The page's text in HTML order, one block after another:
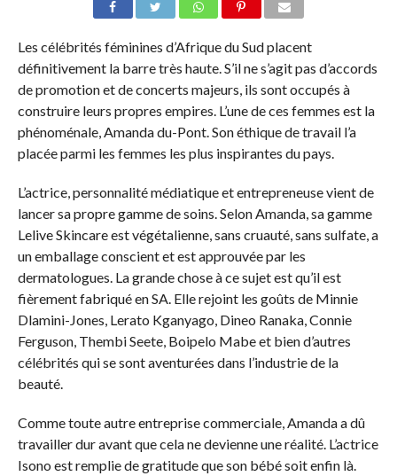
Les célébrités féminines d’Afrique du Sud placent
définitivement la barre très haute. S’il ne s’agit pas d’accords
de promotion et de concerts majeurs, ils sont occupés à
construire leurs propres empires. L’une de ces femmes est la
phénoménale, Amanda du-Pont. Son éthique de travail l’a
placée parmi les femmes les plus inspirantes du pays.
L’actrice, personnalité médiatique et entrepreneuse vient de
lancer sa propre gamme de soins. Selon Amanda, sa gamme
Lelive Skincare est végétalienne, sans cruauté, sans sulfate, a
un emballage conscient et est approuvée par les
dermatologues. La grande chose à ce sujet est qu’il est
fièrement fabriqué en SA. Elle rejoint les goûts de Minnie
Dlamini-Jones, Lerato Kganyago, Dineo Ranaka, Connie
Ferguson, Thembi Seete, Boipelo Mabe et bien d’autres
célébrités qui se sont aventurées dans l’industrie de la
beauté.
Comme toute autre entreprise commerciale, Amanda a dû
travailler dur avant que cela ne devienne une réalité. L’actrice
Isono est remplie de gratitude que son bébé soit enfin là.